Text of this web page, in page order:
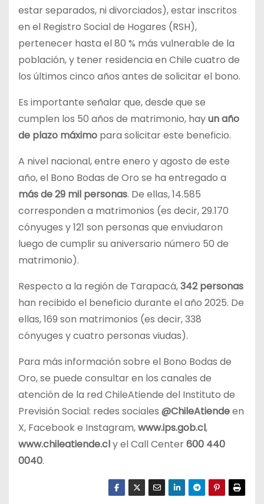
estar separados, ni divorciados), estar inscritos
en el Registro Social de Hogares (RSH),
pertenecer hasta el 80 % más vulnerable de la
población, y tener residencia en Chile cuatro de
los últimos cinco años antes de solicitar el bono.
Es importante señalar que, desde que se
cumplen los 50 años de matrimonio, hayun año
de plazo máximo para solicitar este beneficio.
A nivel nacional, entre enero y agosto de este
año, el Bono Bodas de Oro se ha entregado a
más de 29 mil personas. De ellas, 14.585
corresponden a matrimonios (es decir, 29.170
cónyuges y 121 son personas que enviudaron
luego de cumplir su aniversario número 50 de
matrimonio).
Respecto a la región de Tarapacá,342 personas
han recibido el beneficio durante el año 2025. De
ellas, 169 son matrimonios (es decir, 338
cónyuges y cuatro personas viudas).
Para más información sobre el Bono Bodas de
Oro, se puede consultar en los canales de
atención de la red ChileAtiende del Instituto de
Previsión Social: redes sociales @ChileAtiendeen
X, Facebook e Instagram,www.ips.gob.cl,
www.chileatiende.cly el Call Center600 440
0040.